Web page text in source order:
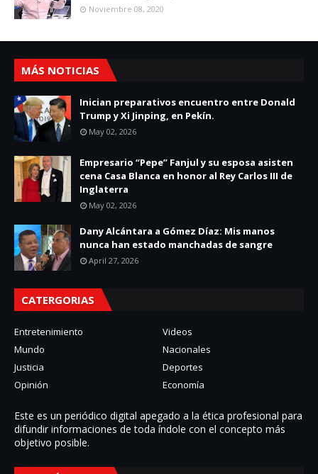
Noviembre 08, 2020
MÁS NOTICIAS
Inician preparativos encuentro entre Donald
Trump y Xi Jinping, en Pekín.
May 02, 2026
Empresario “Pepe” Fanjul y su esposa asisten
cena Casa Blanca en honor al Rey Carlos III de
Inglaterra
May 02, 2026
Dany Alcántara a Gómez Díaz: Mis manos
nunca han estado manchadas de sangre
April 27, 2026
CATERGORIAS
Entretenimiento
Videos
Mundo
Nacionales
Justicia
Deportes
Opinión
Economía
Este es un periódico digital apegado a la ética profesional para
difundir informaciones de toda í­ndole con el concepto más
objetivo posible.